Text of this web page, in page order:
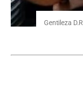
Gentileza D.R